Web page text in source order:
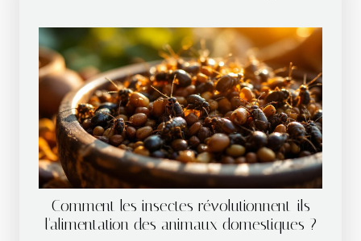
Comment les insectes révolutionnent-ils
l'alimentation des animaux domestiques ?